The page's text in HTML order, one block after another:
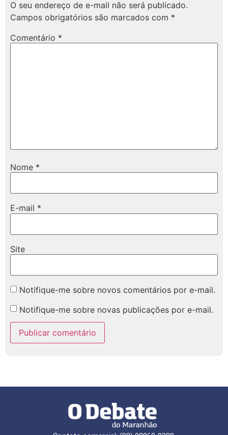
O seu endereço de e-mail não será publicado.
Campos obrigatórios são marcados com *
Comentário *
Nome *
E-mail *
Site
Notifique-me sobre novos comentários por e-mail.
Notifique-me sobre novas publicações por e-mail.